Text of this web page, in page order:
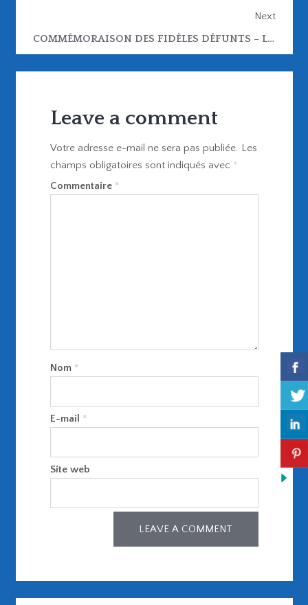
Next
COMMÉMORAISON DES FIDÈLES DÉFUNTS – LUNDI 3 NOVEMBRE
Leave a comment
Votre adresse e-mail ne sera pas publiée. Les
champs obligatoires sont indiqués avec *
Commentaire *
Nom *
E-mail *
Site web